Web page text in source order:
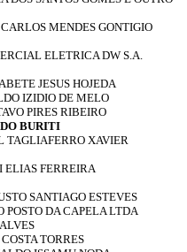
MENDES GONTIGIO
ELETRICA DW S.A.
JESUS HOJEDA
IZIDIO DE MELO
PIRES RIBEIRO
BURITI
TAGLIAFERRO XAVIER
ELIAS FERREIRA
SANTIAGO ESTEVES
POSTO DA CAPELA LTDA
TORRES